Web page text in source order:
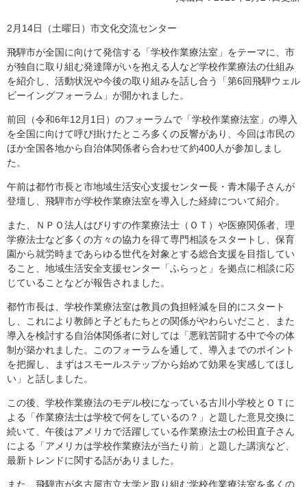
2月14日（土曜日）市文化交流センター
飛騨市が全国に向けて発信する「学校作業療法室」をテーマに、市
が独自に取り組む発達障がいを抱える人など学校作業療法の仕組み
を紹介し、活動状況や今後の取り組みを話し合う「第6回飛騨ウェル
ビーイングフォーラム」が開かれました。
前回（令和6年12月1日）のフォーラムで「学校作業療法室」の導入
を全国に向けて呼び掛けたところ多くの反響があり、今回は市民の
ほか全国各地から自治体関係者ら合わせて約400人が参加しまし
た。
午前は都竹市長と市地域生活安心支援センター長・青木陽子さんが
登壇し、飛騨市が学校作業療法室を導入した経緯について紹介。
また、ＮＰＯ法人はびりすの作業療法士（ＯＴ）や医療関係者、理
学療法士など多くの方々の協力を得て専門相談をスタートし、保育
園から就労時まであらゆる世代を対象とする総合支援を目指してい
ること、地域生活安全支援センター「ふらっと」を拠点に相談に応
じていることなどが報告されました。
都竹市長は、学校作業療法室は教員の負担軽減を目的にスタート
し、これにより教師と子どもたちとの関係がやわらいだこと、また
導入を検討する自治体関係者に対しては「悪戦苦闘する中で今の体
制が築かれました。このフォーラムを通して、導入までのポイント
を把握し、まずはスモールステップから始めて効果を実感してほし
い」と話しました。
この後、学校作業療法のモデル校になっている古川小学校とＯＴに
よる「作業療法士は学校で何をしているの？」と題した意見交換に
続いて、午後はアメリカで活躍している作業療法士の松田直子さん
による「アメリカは学校作業療法が当たり前」と題した講演など、
最新トレンドに関する話がありました。
また、飛騨市が名古屋市立大学と取り組む学校作業療法室を多くの